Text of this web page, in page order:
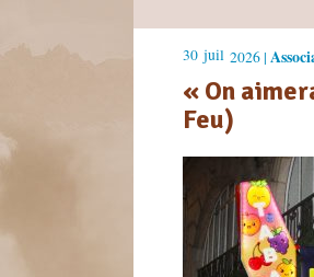
30 juil 2026 |
« On
Feu)